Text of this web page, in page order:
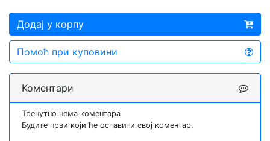
Додај у корпу
Помоћ при куповини
Коментари
Тренутно нема коментара
Будите први који ће оставити свој коментар.